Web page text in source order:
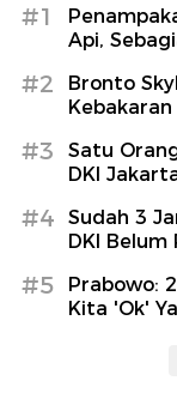
#1
Api,
#2
Bronto
#3
Satu
DKI
#4
Sudah 3
DKI Belum
#5
Prabowo:
Kita 'Ok' Ya